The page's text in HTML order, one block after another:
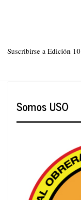
economía
Suscribirse a Edición
Somos USO